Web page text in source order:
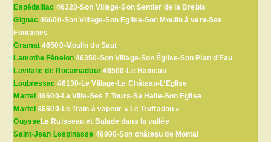
Espédaillac 46320-Son Village-Son Sentier de la Brebis
Gignac 46600-Son Village-Son Eglise-Son Moulin à vent-Ses
Fontaines
Gramat 46500-Moulin du Saut
Lamothe Fénelon46350-Son Village-Son Église-Son Plan d’Eau
Lavitalie de Rocamadour46500-Le Hameau
Loubressac 46130-Le Village-Le Château-L’Eglise
Martel 46600-La Ville-Ses 7 Tours-Sa Halle-Son Eglise
Martel 46600-Le Train à vapeur « Le Truffadou »
OuysseLe Ruisseau et Balade dans la vallée
Saint-Jean Lespinasse 46090-Son château de Montal